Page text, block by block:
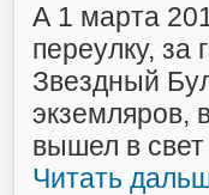
А 1 марта
переулку, за
Звездный
экземляров,
вышел в свет
Читать